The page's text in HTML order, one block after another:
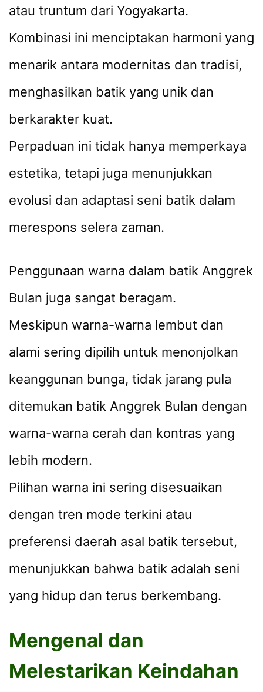
atau truntum dari Yogyakarta.
Kombinasi ini menciptakan harmoni yang
menarik antara modernitas dan tradisi,
menghasilkan batik yang unik dan
berkarakter kuat.
Perpaduan ini tidak hanya memperkaya
estetika, tetapi juga menunjukkan
evolusi dan adaptasi seni batik dalam
merespons selera zaman.
Penggunaan warna dalam batik Anggrek
Bulan juga sangat beragam.
Meskipun warna-warna lembut dan
alami sering dipilih untuk menonjolkan
keanggunan bunga, tidak jarang pula
ditemukan batik Anggrek Bulan dengan
warna-warna cerah dan kontras yang
lebih modern.
Pilihan warna ini sering disesuaikan
dengan tren mode terkini atau
preferensi daerah asal batik tersebut,
menunjukkan bahwa batik adalah seni
yang hidup dan terus berkembang.
Mengenal dan
Melestarikan Keindahan